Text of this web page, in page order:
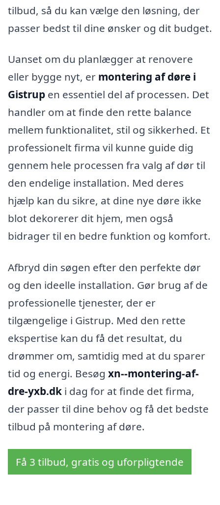
tilbud, så du kan vælge den løsning, der
passer bedst til dine ønsker og dit budget.
Uanset om du planlægger at renovere
eller bygge nyt, er montering af døre i
Gistrup en essentiel del af processen. Det
handler om at finde den rette balance
mellem funktionalitet, stil og sikkerhed. Et
professionelt firma vil kunne guide dig
gennem hele processen fra valg af dør til
den endelige installation. Med deres
hjælp kan du sikre, at dine nye døre ikke
blot dekorerer dit hjem, men også
bidrager til en bedre funktion og komfort.
Afbryd din søgen efter den perfekte dør
og den ideelle installation. Gør brug af de
professionelle tjenester, der er
tilgængelige i Gistrup. Med den rette
ekspertise kan du få det resultat, du
drømmer om, samtidig med at du sparer
tid og energi. Besøg xn--montering-af-
dre-yxb.dk i dag for at finde det firma,
der passer til dine behov og få det bedste
tilbud på montering af døre.
Få 3 tilbud, gratis og uforpligtende